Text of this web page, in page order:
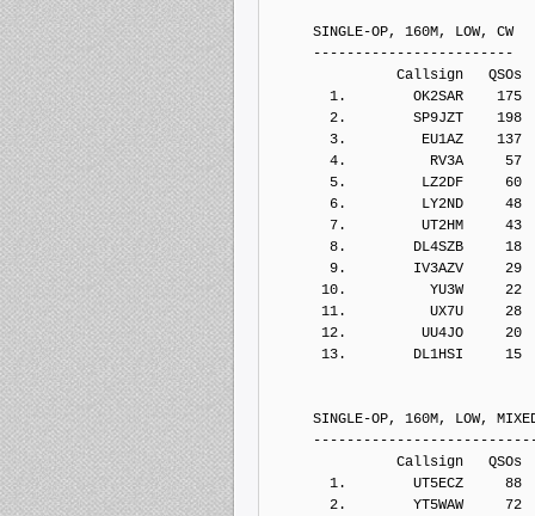
SINGLE-OP, 160M, LOW, CW
------------------------
Callsign   QSOs  Points
1.        OK2SAR    175
2.        SP9JZT    198
3.         EU1AZ    137
4.          RV3A     57
5.         LZ2DF     60
6.         LY2ND     48
7.         UT2HM     43
8.        DL4SZB     18
9.        IV3AZV     29
10.          YU3W     22
11.          UX7U     28
12.         UU4JO     20
13.        DL1HSI     15
SINGLE-OP, 160M, LOW,
Callsign   QSOs  Points
1.        UT5ECZ     88
2.        YT5WAW     72